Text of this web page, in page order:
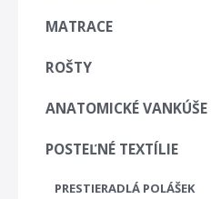
MATRACE
ROŠTY
ANATOMICKÉ VANKÚŠE
POSTEĽNÉ TEXTÍLIE
PRESTIERADLÁ POLÁŠEK